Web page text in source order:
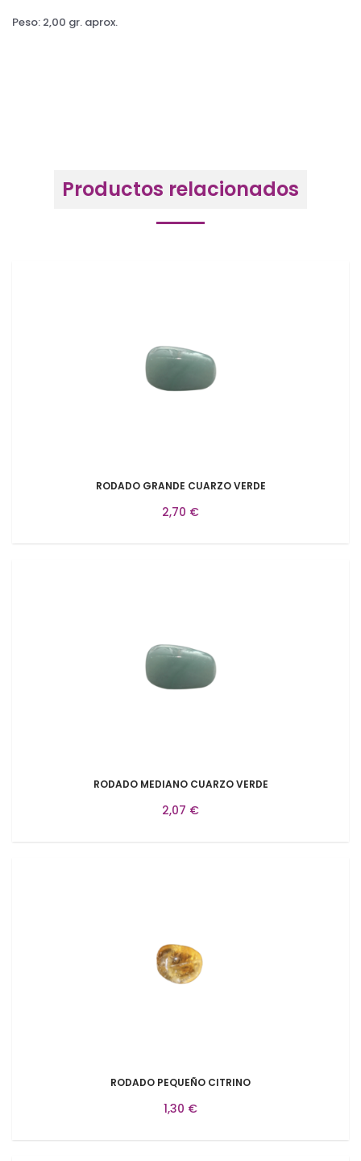
Peso: 2,00 gr. aprox.
Productos relacionados
RODADO GRANDE CUARZO VERDE
2,70 €
RODADO MEDIANO CUARZO VERDE
2,07 €
RODADO PEQUEÑO CITRINO
1,30 €